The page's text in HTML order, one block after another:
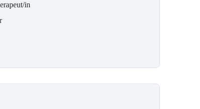
in